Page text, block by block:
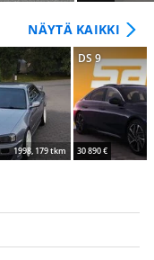
NÄYTÄ KAIKKI
1998, 179 tkm
DS 9
30 890 €